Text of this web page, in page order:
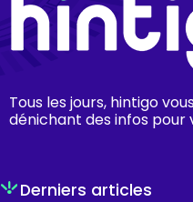
Tous les jours, hintigo
dénichant des infos pour
Derniers articles